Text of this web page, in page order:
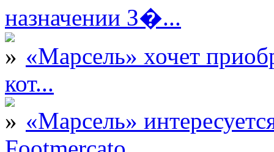
назначении З�...
«Марсель» хочет
кот...
«Марсель»